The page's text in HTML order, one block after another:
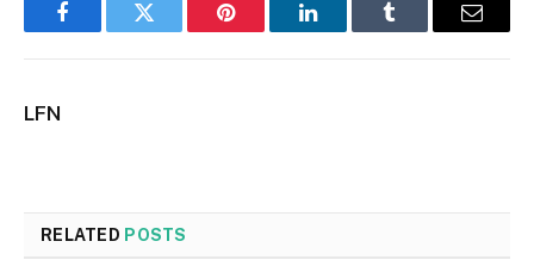
FacebookTwitter Pinterest LinkedInTumblr Email
LFN
RELATED POSTS